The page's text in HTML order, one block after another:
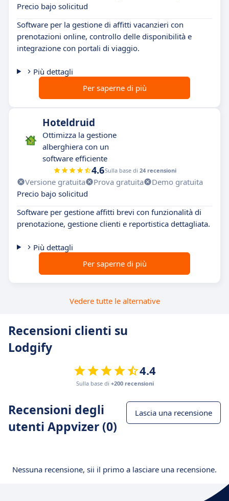
Precio bajo solicitud
Software per la gestione di affitti vacanzieri con
prenotazioni online, controllo delle disponibilità e
integrazione con portali di viaggio.
Più dettagli
Per saperne di più
Hoteldruid
Ottimizza la gestione
alberghiera con un
software efficiente
4.6Sulla base di 24 recensioni
Versione gratuita Prova gratuita
Demo gratuita
Precio bajo solicitud
Software per gestione affitti brevi con funzionalità di
prenotazione, gestione clienti e reportistica dettagliata.
Più dettagli
Per saperne di più
Vedere tutte le alternative
Recensioni clienti su
Lodgify
4.4
Sulla base di +200 recensioni
Recensioni degli
utenti Appvizer (0)
Lascia una recensione
Nessuna recensione, sii il primo a lasciare una recensione.